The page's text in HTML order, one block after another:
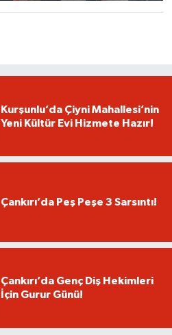
Kurşunlu’da Çiyni Mahallesi’nin
Yeni Kültür Evi Hizmete Hazır!
Çankırı’da Peş Peşe 3 Sarsıntı!
Çankırı’da Genç Diş Hekimleri
İçin Gurur Günü!